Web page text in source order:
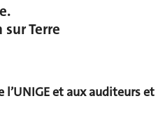
Terre
et aux auditeurs et